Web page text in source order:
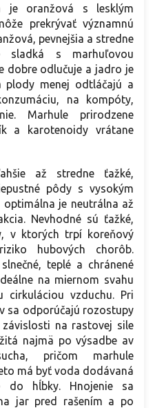
je oranžová s lesklým
prekrývať významnú
pevnejšia a stredne
sladká s marhuľovou
dobre odlučuje a jadro je
plody menej odtláčajú a
na kompóty,
Marhule prirodzene
a karotenoidy vrátane
až stredne ťažké,
pôdy s vysokým
je neutrálna až
Nevhodné sú ťažké,
v ktorých trpí koreňový
hubových chorôb.
teplé a chránené
na miernom svahu
vzduchu. Pri
sa odporúčajú rozostupy
na rastovej sile
najmä po výsadbe av
pričom marhule
má byť voda dodávaná
do hĺbky. Hnojenie sa
jar pred rašením a po